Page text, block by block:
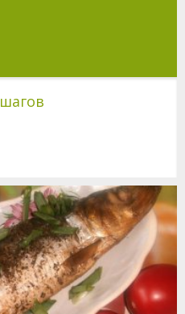
шагов